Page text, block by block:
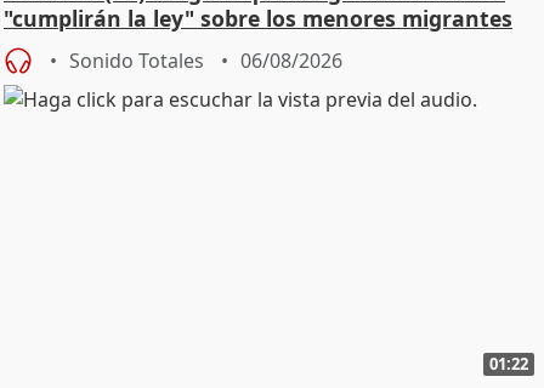
"cumplirán la ley" sobre los menores migrantes
Sonido Totales 06/08/2026
01:22